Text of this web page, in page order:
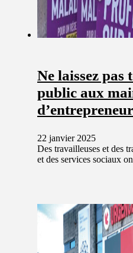
Ne laissez pas
public aux
22 janvier 2025
Des travailleuses et des
et des services sociaux